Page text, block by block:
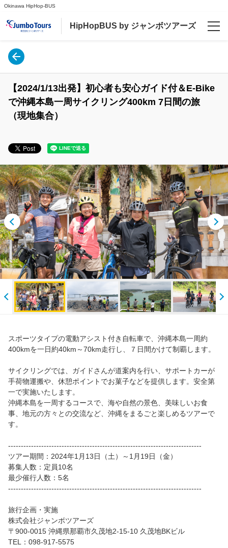
Okinawa HipHop-BUS
HipHopBUS by ジャンボツアーズ
言語
English
やんばる自然満喫体験ツアー[往復送迎付き] (那覇、宜野湾)と(北谷、恩納村)発着
【2024/1/13出発】初心者も安心ガイド付＆E-Bike
で沖縄本島一周サイクリング400km 7日間の旅
（現地集合）
スポーツタイプの電動アシスト付き自転車で、沖縄本島一周約
400kmを一日約40km～70km走行し、７日間かけて制覇します。
サイクリングでは、ガイドさんが道案内を行い、サポートカーが
手荷物運搬や、休憩ポイントでお菓子などを提供します。安全第
一で実施いたします。
沖縄本島を一周するコースで、海や自然の景色、美味しいお食
事、地元の方々との交流など、沖縄をまるごと楽しめるツアーで
す。
----------------------------------------------------------------------------
ツアー期間：2024年1月13日（土）～1月19日（金）
募集人数：定員10名
最少催行人数：5名
----------------------------------------------------------------------------
旅行企画・実施
株式会社ジャンボツアーズ
〒900-0015 沖縄県那覇市久茂地2-15-10 久茂地BKビル
TEL：098-917-5575